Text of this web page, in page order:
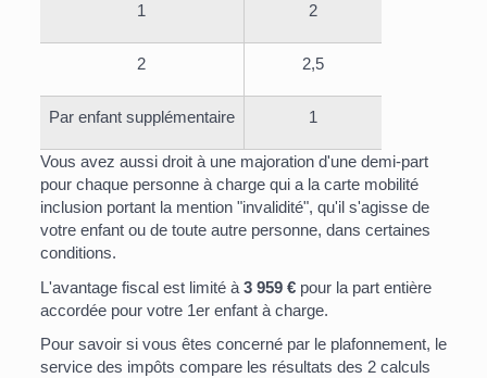
1 2
2 2,5
Par enfant supplémentaire 1
Vous avez aussi droit à une majoration d'une demi-part
pour chaque personne à charge qui a la carte mobilité
inclusion portant la mention "invalidité", qu'il s'agisse de
votre enfant ou de toute autre personne, dans certaines
conditions.
L'avantage fiscal est limité à 3 959 €pour la part entière
accordée pour votre 1erenfant à charge.
Pour savoir si vous êtes concerné par le plafonnement, le
service des impôts compare les résultats des 2 calculs